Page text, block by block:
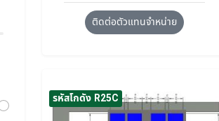
ติดต่อตัวแทนจำหน่าย
รหัสโกดัง R25C